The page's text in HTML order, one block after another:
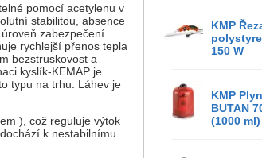
KMP
150 W
KMP
BUTAN
(1000 ml)
pomocí acetylenu v
stabilitou, absence
zabezpečení.
rychlejší přenos tepla
bezstruskovost a
kyslík-KEMAP je
typu na trhu. Láhev je
), což reguluje výtok
k nestabilnímu